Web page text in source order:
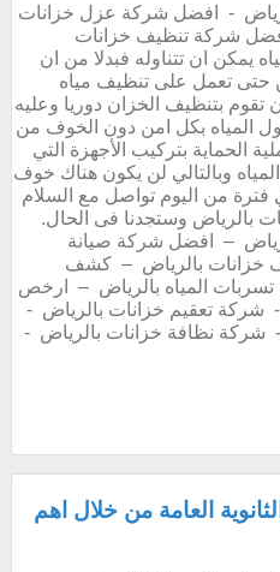
- افضل شركة عزل خزانات
شركة تنظيف خزانات
يمكن ان تتناوله فبدلا من ان
حتى تعمل على تنظيف مياه
تقوم بتنظيف الخزان دوريا وعليه
المياه بكل امن دون الخوف من
الحماية بتركيب الأجهزة التي
وبالتالي لن يكون هناك خوف
من اليوم تواصل مع السلام
بالرياض وستجدنا فى الحال.
– افضل شركة صيانة
خزانات بالرياض – كشف
المياه بالرياض – ارخص
تعقيم خزانات بالرياض -
شركة نظافة خزانات بالرياض -
العامة من خلال اهم